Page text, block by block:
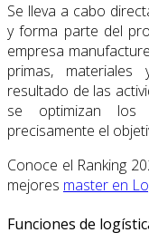
Se lleva a cabo
y forma parte del
empresa
primas,
resultado de las
se optimizan los
precisamente el
Conoce el Ranking
mejores master en
Funciones de